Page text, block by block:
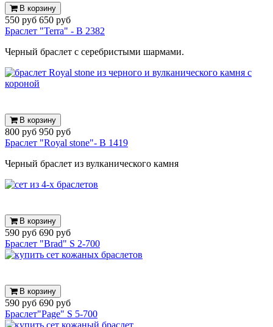
В корзину
550 руб 650 руб
Браслет "Terra" - B 2382
Черный браслет с серебристыми шармами.
В корзину
800 руб 950 руб
Браслет "Royal stone"- B 1419
Черный браслет из вулканического камня
В корзину
590 руб 690 руб
Браслет "Brad" S 2-700
В корзину
590 руб 690 руб
Браслет"Page" S 5-700